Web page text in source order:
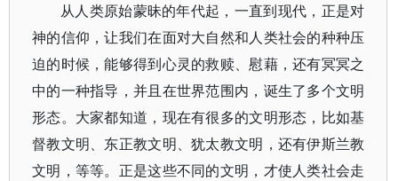
从人类原始蒙昧的年代起，一直到现代，正是对
神的信仰，让我们在面对大自然和人类社会的种种压
迫的时候，能够得到心灵的救赎、慰藉，还有冥冥之
中的一种指导，并且在世界范围内，诞生了多个文明
形态。大家都知道，现在有很多的文明形态，比如基
督教文明、东正教文明、犹太教文明，还有伊斯兰教
文明，等等。正是这些不同的文明，才使人类社会走